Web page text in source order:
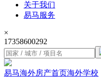
关于我们
易马服务
×
17358600292
易马海外房产首页海外学校